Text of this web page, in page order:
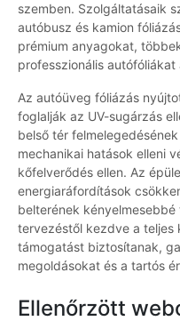
szemben. Szolgáltatásaik
autóbusz és kamion
prémium anyagokat,
professzionális autófóliákat
Az autóüveg fóliázás
foglalják az UV-sugárzás
belső tér
mechanikai hatások elleni
kőfelverődés ellen. Az
energiaráfordítások
belterének
tervezéstől kezdve a teljes
támogatást biztosítanak,
megoldásokat és a tartós
Ellenőrzött